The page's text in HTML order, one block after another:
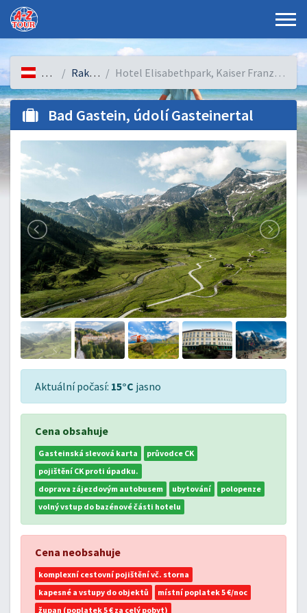
Rakousko
Rakouské Alpy Hotel Elisabethpark, Kaiser Franz Josef-Straße, Bad Gastein, Rakousko
Bad Gastein, údolí Gasteinertal
Aktuální počasí: 15°C jasno
Cena obsahuje
Gasteinská slevová karta
průvodce CK
pojištění CK proti úpadku.
doprava zájezdovým autobusem
ubytování
polopenze
volný vstup do bazénové části hotelu
Cena neobsahuje
komplexní cestovní pojištění vč. storna
kapesné a vstupy do objektů
místní poplatek 5 €/noc
župan (poplatek 5 € za celý pobyt)